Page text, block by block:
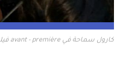
كارول سماحة في avant - première فيلم "بالصدفة"